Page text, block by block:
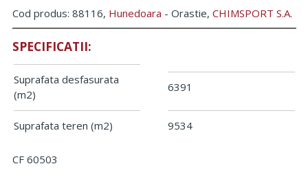
Cod produs: 88116, Hunedoara - Orastie, CHIMSPORT S.A.
SPECIFICATII:
Suprafata desfasurata
(m2)
6391
Suprafata teren (m2) 9534
CF 60503